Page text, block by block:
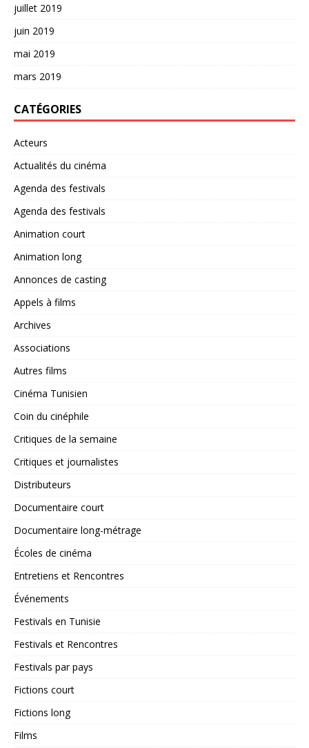
juillet 2019
juin 2019
mai 2019
mars 2019
CATÉGORIES
Acteurs
Actualités du cinéma
Agenda des festivals
Agenda des festivals
Animation court
Animation long
Annonces de casting
Appels à films
Archives
Associations
Autres films
Cinéma Tunisien
Coin du cinéphile
Critiques de la semaine
Critiques et journalistes
Distributeurs
Documentaire court
Documentaire long-métrage
Écoles de cinéma
Entretiens et Rencontres
Événements
Festivals en Tunisie
Festivals et Rencontres
Festivals par pays
Fictions court
Fictions long
Films